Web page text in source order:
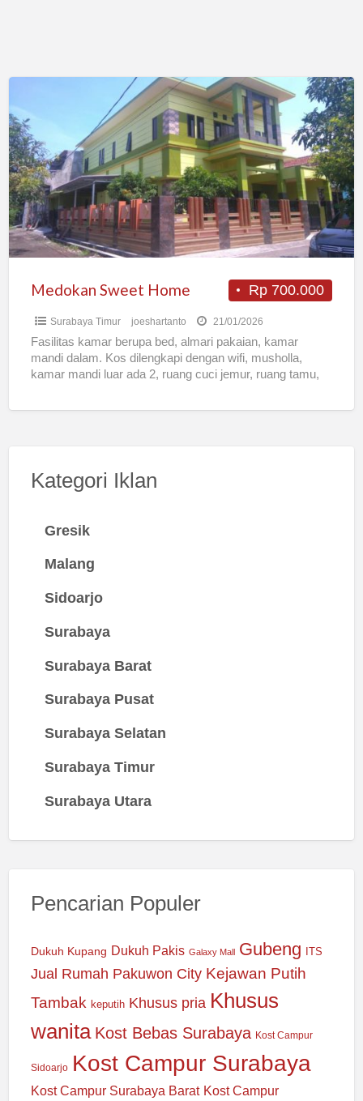
Sweet
Home
Rp 700.000
Medokan Sweet Home
Surabaya Timur joeshartanto 21/01/2026
Fasilitas kamar berupa bed, almari pakaian, kamar
mandi dalam. Kos dilengkapi dengan wifi, musholla,
kamar mandi luar ada 2, ruang cuci jemur, ruang tamu,
Kategori Iklan
Gresik
Malang
Sidoarjo
Surabaya
Surabaya Barat
Surabaya Pusat
Surabaya Selatan
Surabaya Timur
Surabaya Utara
Pencarian Populer
Dukuh Kupang Dukuh Pakis Galaxy Mall Gubeng ITS
Jual Rumah Pakuwon City Kejawan Putih
Tambak keputih Khusus pria Khusus
wanita Kost Bebas Surabaya Kost Campur
Sidoarjo Kost Campur Surabaya
Kost Campur Surabaya Barat Kost Campur